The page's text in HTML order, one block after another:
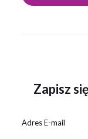
Zapisz
Adres E-mail